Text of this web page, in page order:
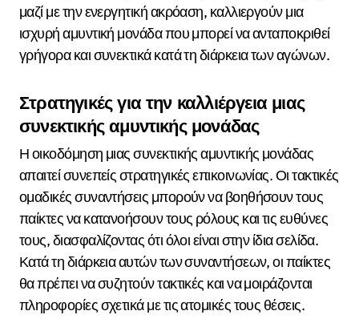
μαζί με την ενεργητική ακρόαση, καλλιεργούν μια
ισχυρή αμυντική μονάδα που μπορεί να ανταποκριθεί
γρήγορα και συνεκτικά κατά τη διάρκεια των αγώνων.
Στρατηγικές για την καλλιέργεια μιας
συνεκτικής αμυντικής μονάδας
Η οικοδόμηση μιας συνεκτικής αμυντικής μονάδας
απαιτεί συνεπείς στρατηγικές επικοινωνίας. Οι τακτικές
ομαδικές συναντήσεις μπορούν να βοηθήσουν τους
παίκτες να κατανοήσουν τους ρόλους και τις ευθύνες
τους, διασφαλίζοντας ότι όλοι είναι στην ίδια σελίδα.
Κατά τη διάρκεια αυτών των συναντήσεων, οι παίκτες
θα πρέπει να συζητούν τακτικές και να μοιράζονται
πληροφορίες σχετικά με τις ατομικές τους θέσεις.